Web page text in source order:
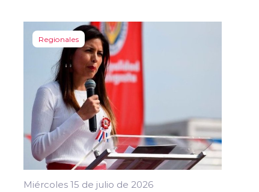
Regionales
Miércoles 15 de julio de 2026